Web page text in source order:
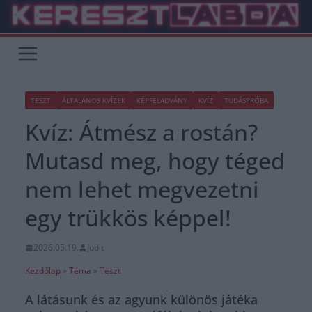
Skip
content
TESZT ÁLTALÁNOS KVÍZEK KÉPFELADVÁNY KVÍZ TUDÁSPRÓBA
Kvíz: Átmész a rostán?
Mutasd meg, hogy téged
nem lehet megvezetni
egy trükkös képpel!
2026.05.19.
Judit
Kezdőlap » Téma » Teszt
A látásunk és az agyunk különös játéka